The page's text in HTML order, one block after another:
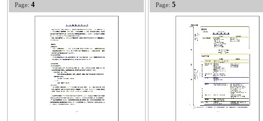
Page: 4 Page: 5